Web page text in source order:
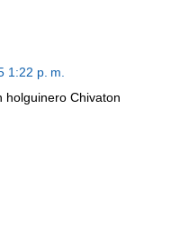
1:22 p. m.
holguinero Chivaton